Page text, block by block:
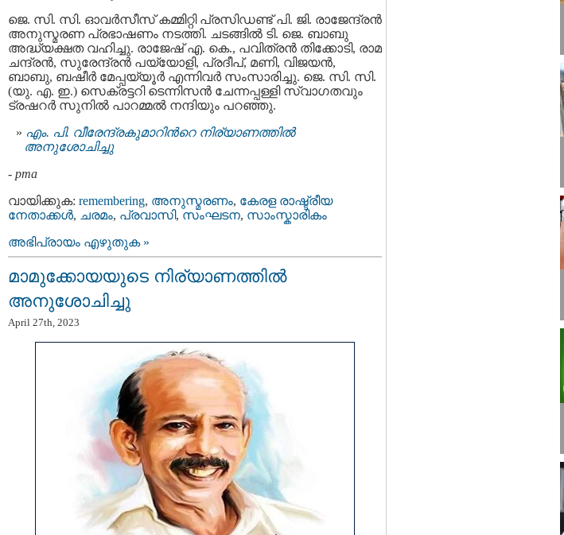
ജെ. സി. സി. ഓവർസീസ് കമ്മിറ്റി പ്രസിഡണ്ട് പി. ജി. രാജേന്ദ്രൻ
അനുസ്മരണ പ്രഭാഷണം നടത്തി. ചടങ്ങിൽ ടി. ജെ. ബാബു
അദ്ധ്യക്ഷത വഹിച്ചു. രാജേഷ് എ. കെ., പവിത്രൻ തിക്കോടി, രാമ
ചന്ദ്രൻ, സുരേന്ദ്രൻ പയ്യോളി, പ്രദീപ്, മണി, വിജയൻ,
ബാബു, ബഷീർ മേപ്പയ്യൂർ എന്നിവർ സംസാരിച്ചു. ജെ. സി. സി.
(യു. എ. ഇ.) സെക്രട്ടറി ടെന്നിസൻ ചേന്നപ്പള്ളി സ്വാഗതവും
ട്രഷറർ സുനിൽ പാറമ്മൽ നന്ദിയും പറഞ്ഞു.
എം. പി. വീരേന്ദ്രകുമാറിന്‍റെ നിര്യാണത്തില്‍
അനുശോചിച്ചു
- pma
വായിക്കുക: remembering, അനുസ്മരണം, കേരള രാഷ്ട്രീയ
നേതാക്കള്‍, ചരമം, പ്രവാസി, സംഘടന, സാംസ്കാരികം
അഭിപ്രായം എഴുതുക »
മാമുക്കോയയുടെ നിര്യാണത്തിൽ
അനുശോചിച്ചു
April 27th, 2023